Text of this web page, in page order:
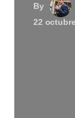
By
22